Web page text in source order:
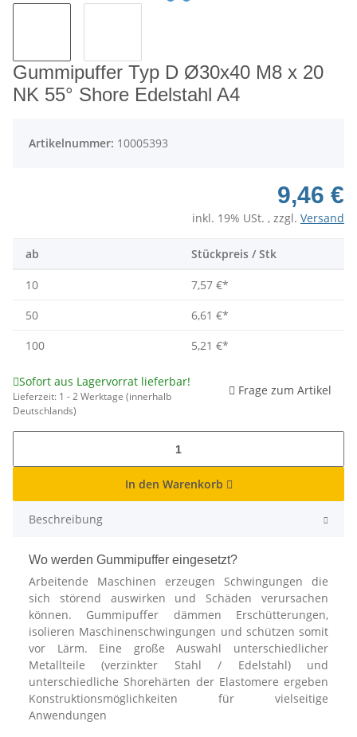
Gummipuffer Typ D Ø30x40 M8 x 20
NK 55° Shore Edelstahl A4
Artikelnummer: 10005393
9,46 €
inkl. 19% USt. , zzgl. Versand
ab Stückpreis / Stk
10 7,57 €*
50
6,61 €*
100
5,21 €*
Sofort aus Lagervorrat lieferbar!
Lieferzeit: 1 - 2 Werktage (innerhalb
Deutschlands)
Frage zum Artikel
In den Warenkorb
Beschreibung
Wo werden Gummipuffer eingesetzt?
Arbeitende Maschinen erzeugen Schwingungen die
sich störend auswirken und Schäden verursachen
können. Gummipuffer dämmen Erschütterungen,
isolieren Maschinenschwingungen und schützen somit
vor Lärm. Eine große Auswahl unterschiedlicher
Metallteile (verzinkter Stahl / Edelstahl) und
unterschiedliche Shorehärten der Elastomere ergeben
Konstruktionsmöglichkeiten für vielseitige
Anwendungen